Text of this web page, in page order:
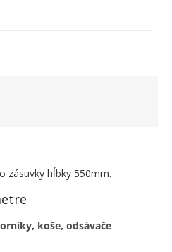
zásuvky hĺbky 550mm.
koše, odsávače